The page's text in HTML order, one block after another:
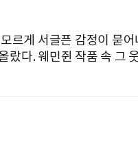
르게 서글픈 감정이 묻어
랐다. 웨민쥔 작품 속 그